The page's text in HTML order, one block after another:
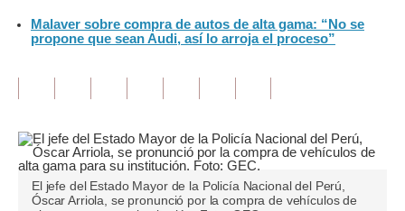
Inmobiliarias
Editorial
Pregunta de hoy
Malaver sobre compra de autos de alta gama: “No se
propone que sean Audi, así lo arroja el proceso”
El jefe del Estado Mayor de la Policía Nacional del Perú,
Óscar Arriola, se pronunció por la compra de vehículos de